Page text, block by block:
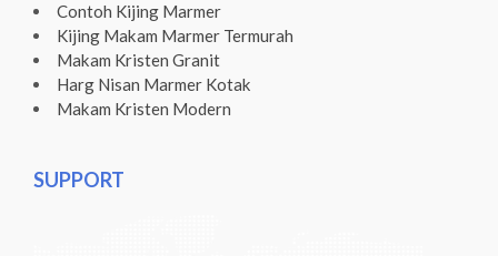
Contoh Kijing Marmer
Kijing Makam Marmer Termurah
Makam Kristen Granit
Harg Nisan Marmer Kotak
Makam Kristen Modern
SUPPORT